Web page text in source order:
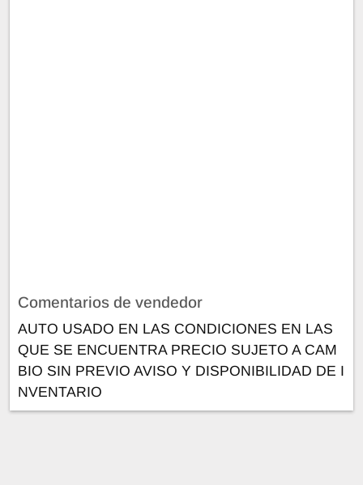
Comentarios de vendedor
AUTO USADO EN LAS CONDICIONES EN LAS
QUE SE ENCUENTRA PRECIO SUJETO A CAM
BIO SIN PREVIO AVISO Y DISPONIBILIDAD DE I
NVENTARIO